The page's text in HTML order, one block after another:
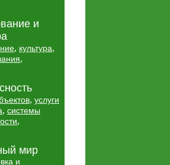
и
, культура,
,
, услуги
, системы
,
мир
и